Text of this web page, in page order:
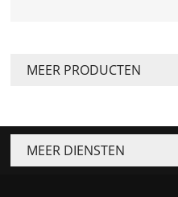
MEER PRODUCTEN
MEER DIENSTEN